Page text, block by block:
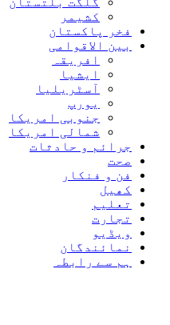
کشیمر
فخر پاکستان
بین الاقوامی
افریقہ
ایشیا
آسٹریلیا
یورپ
جنوبی امریکا
شمالی امریکا
جرائم و حادثات
صحت
فن و فنکار
کھیل
تعلیم
تجارت
ویڈیو
نمائندگان
ہم سے رابطہ